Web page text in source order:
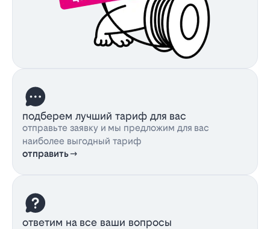
подберем лучший тариф для вас
отправьте заявку и мы предложим для вас
наиболее выгодный тариф
отправить
ответим на все ваши вопросы